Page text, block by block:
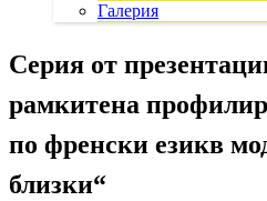
Галерия
Серия от
рамкитена
по френски езикв
близки“